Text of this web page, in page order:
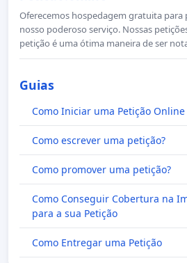
Oferecemos hospedagem gratuita
nosso poderoso serviço. Nossas
petição é uma ótima maneira de ser
Guias
Como Iniciar uma Petição Online
Como escrever uma petição?
Como promover uma petição?
Como Conseguir Cobertura na
para a sua Petição
Como Entregar uma Petição